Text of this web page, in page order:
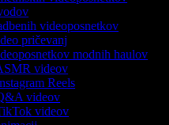
videoposnetkov
pričevanj
modnih haulov
videov
Reels
videov
videov